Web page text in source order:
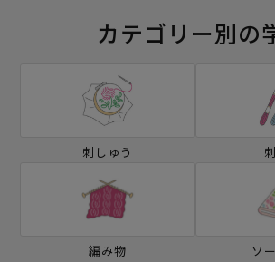
カテゴリー別の
刺しゅう
編み物 ソ